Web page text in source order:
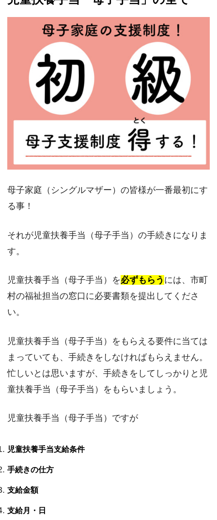
母子家庭（シングルマザー）の皆様が一番最初にす
る事！
それが児童扶養手当（母子手当）の手続きになりま
す。
児童扶養手当（母子手当）を必ずもらう には、市町
村の福祉担当の窓口に必要書類を提出してくださ
い。
児童扶養手当（母子手当）をもらえる要件に当ては
まっていても、手続きをしなければもらえません。
忙しいとは思いますが、手続きをしてしっかりと児
童扶養手当（母子手当）をもらいましょう。
児童扶養手当（母子手当）ですが
児童扶養手当支給条件
手続きの仕方
支給金額
支給月・日